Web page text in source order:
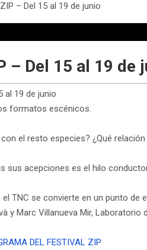
– Del 15 al 19 de junio
– Del 15 al 19 de
al 19 de junio
formatos escénicos.
el resto especies? ¿Qué
sus acepciones es el hilo
el TNC se convierte en un punto
y Marc Villanueva Mir,
DEL FESTIVAL ZIP